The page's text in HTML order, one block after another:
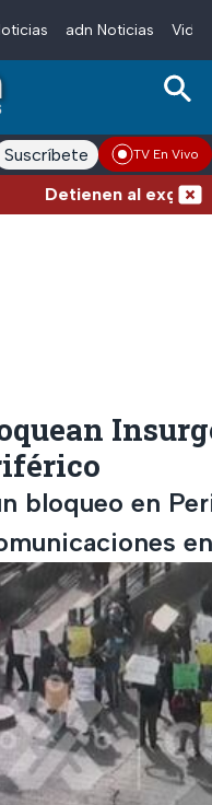
adn Noticias
adn Noticias Radio
Suscríbete TV En Vivo
Detienen al
bloqueo en